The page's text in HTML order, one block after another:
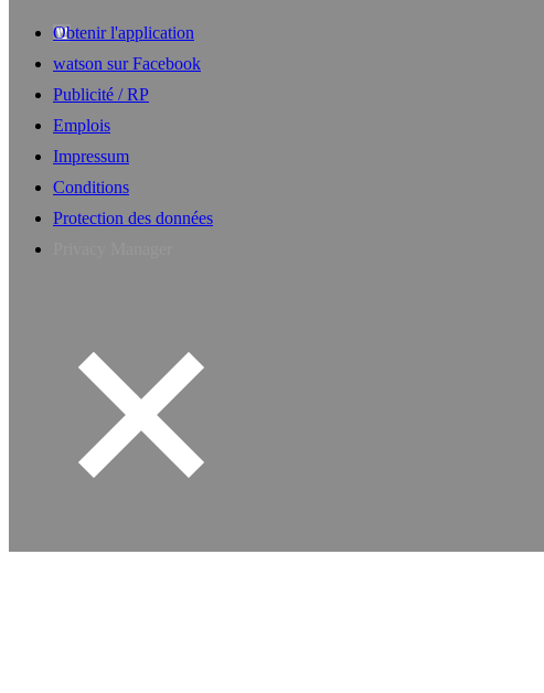
Obtenir l'application
watson sur Facebook
Publicité / RP
Emplois
Impressum
Conditions
Protection des données